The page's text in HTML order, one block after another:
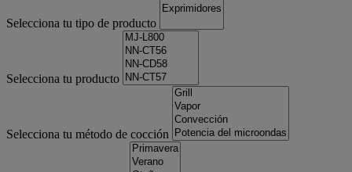
Selecciona tu tipo de producto
Selecciona tu producto
Selecciona tu método de cocción